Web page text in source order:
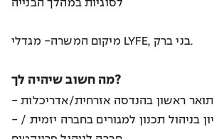
לסוגיות במהלך הבנייה
מיקום המשרה- מגדלי LYFE, בני ברק.
מה חשוב שיהיה לך?
- תואר ראשון בהנדסה אזרחית/אדריכלות
- לפחות 5 שנות ניסיון בניהול תכנון למגורים בחברה יזמית /